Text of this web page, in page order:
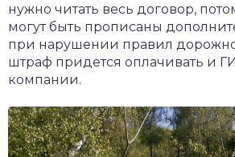
нужно читать весь договор,
могут быть прописаны
при нарушении правил
штраф придется оплачивать и
компании.